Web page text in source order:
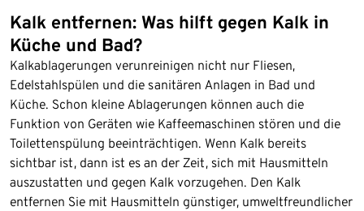
Kalk entfernen: Was hilft gegen Kalk in
Küche und Bad?
Kalkablagerungen verunreinigen nicht nur Fliesen,
Edelstahlspülen und die sanitären Anlagen in Bad und
Küche. Schon kleine Ablagerungen können auch die
Funktion von Geräten wie Kaffeemaschinen stören und die
Toilettenspülung beeinträchtigen. Wenn Kalk bereits
sichtbar ist, dann ist es an der Zeit, sich mit Hausmitteln
auszustatten und gegen Kalk vorzugehen. Den Kalk
entfernen Sie mit Hausmitteln günstiger, umweltfreundlicher